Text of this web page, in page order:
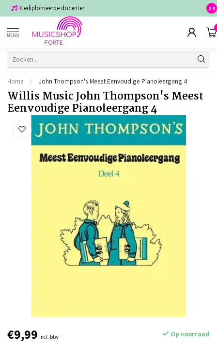
Gediplomeerde docenten 9.0
MENU
Home / John Thompson's Meest Eenvoudige Pianoleergang 4
Willis Music John Thompson's Meest
Eenvoudige Pianoleergang 4
€9,99 Incl. btw Op voorraad